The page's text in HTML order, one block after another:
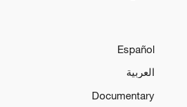
Español
العربية
Documentary